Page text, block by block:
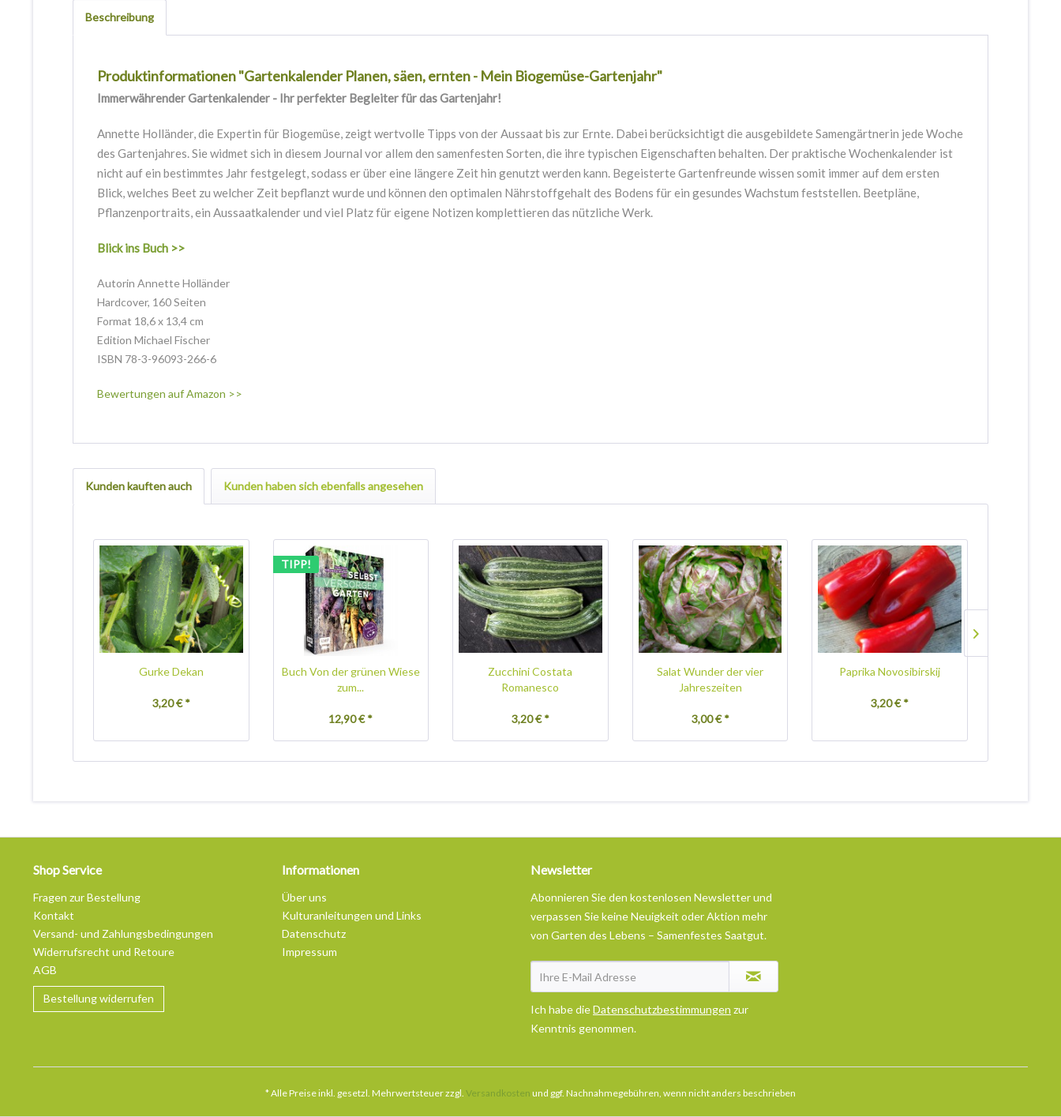
Beschreibung
Produktinformationen "Gartenkalender Planen, säen, ernten - Mein Biogemüse-Gartenjahr"
Immerwährender Gartenkalender - Ihr perfekter Begleiter für das Gartenjahr!
Annette Holländer, die Expertin für Biogemüse, zeigt wertvolle Tipps von der Aussaat bis zur Ernte. Dabei berücksichtigt die ausgebildete Samengärtnerin jede Woche
des Gartenjahres. Sie widmet sich in diesem Journal vor allem den samenfesten Sorten, die ihre typischen Eigenschaften behalten. Der praktische Wochenkalender ist
nicht auf ein bestimmtes Jahr festgelegt, sodass er über eine längere Zeit hin genutzt werden kann. Begeisterte Gartenfreunde wissen somit immer auf dem ersten
Blick, welches Beet zu welcher Zeit bepflanzt wurde und können den optimalen Nährstoffgehalt des Bodens für ein gesundes Wachstum feststellen. Beetpläne,
Pflanzenportraits, ein Aussaatkalender und viel Platz für eigene Notizen komplettieren das nützliche Werk.
Blick ins Buch >>
Autorin Annette Holländer
Hardcover, 160 Seiten
Format 18,6 x 13,4 cm
Edition Michael Fischer
ISBN 78-3-96093-266-6
Bewertungen auf Amazon >>
Kunden kauften auch Kunden haben sich ebenfalls angesehen
Gurke Dekan
3,20 € *
TIPP!
Buch Von der grünen Wiese
zum...
12,90 € *
Zucchini Costata
Romanesco
3,20 € *
Salat Wunder der vier
Jahreszeiten
3,00 € *
Paprika Novosibirskij
3,20 € *
Shop Service
Fragen zur Bestellung
Kontakt
Versand- und Zahlungsbedingungen
Widerrufsrecht und Retoure
AGB
Bestellung widerrufen
Informationen
Über uns
Kulturanleitungen und Links
Datenschutz
Impressum
Newsletter
Abonnieren Sie den kostenlosen Newsletter und
verpassen Sie keine Neuigkeit oder Aktion mehr
von Garten des Lebens – Samenfestes Saatgut.
Ich habe dieDatenschutzbestimmungen zur
Kenntnis genommen.
* Alle Preise inkl. gesetzl. Mehrwertsteuer zzgl. Versandkosten und ggf. Nachnahmegebühren, wenn nicht anders beschrieben